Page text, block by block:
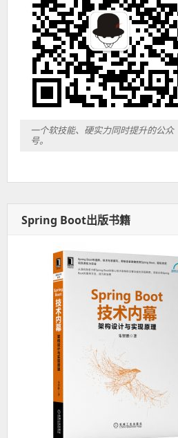
一个软技能、硬实力同时提升的公众
号。
Spring Boot出版书籍